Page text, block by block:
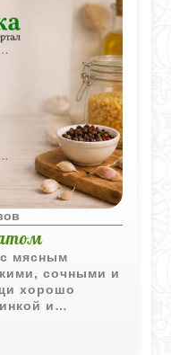
мясным
сочными и
хорошо
и